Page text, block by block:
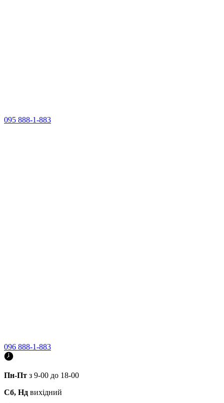
095 888-1-883
096 888-1-883
Пн-Пт з 9-00 до 18-00
Сб, Нд вихідний